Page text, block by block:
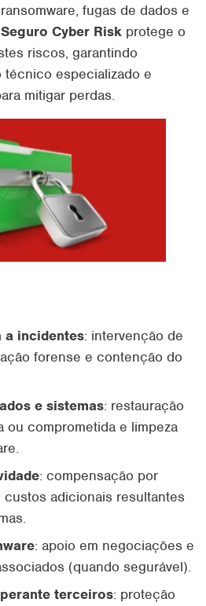
fugas de dados e
Seguro Cyber Risk protege o
riscos, garantindo
técnico especializado e
mitigar perdas.
a incidentes: intervenção de
forense e contenção do
e sistemas: restauração
ou comprometida e limpeza
: compensação por
adicionais resultantes
: apoio em negociações e
(quando segurável).
terceiros: proteção